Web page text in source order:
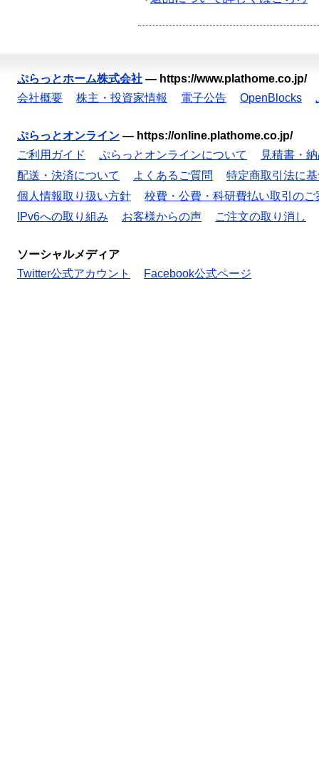
ぷらっとホーム株式会社 — https://www.plathome.co.jp/
会社概要
株主・投資家情報 電子公告 OpenBlocks
ぷらっとオンライン — https://online.plathome.co.jp/
ご利用ガイド
ぷらっとオンラインについて
見積書・
配送・決済について
よくあるご質問
特定商取引法に
個人情報取り扱い方針
校費・公費・科研費払い取引のご
IPv6への取り組み
お客様からの声 ご注文の取り消し
ソーシャルメディア
Twitter公式アカウント
Facebook公式ページ